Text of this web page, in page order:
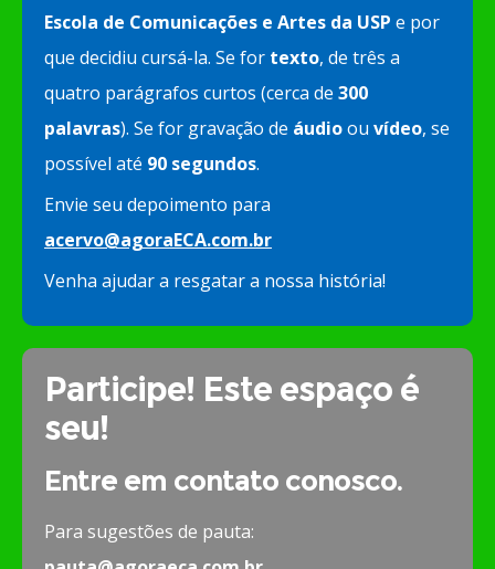
Escola de Comunicações e Artes da USP e por
que decidiu cursá-la. Se for texto, de três a
quatro parágrafos curtos (cerca de 300
palavras). Se for gravação de áudioou vídeo, se
possível até 90 segundos.
Envie seu depoimento para
acervo@agoraECA.com.br
Venha ajudar a resgatar a nossa história!
Participe! Este espaço é
seu!
Entre em contato conosco.
Para sugestões de pauta: